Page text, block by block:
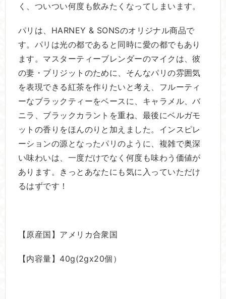
く、ついつい何度も飲みたくなってしまいます。
パリは、HARNEY & SONSのオリジナル商品で
す。パリは光の都であると同時に愛の都でもあり
ます。マスターティーブレンダーのマイクは、彼
の妻・ブリジットのために、そんなパリの雰囲気
を表現できる紅茶を作りたいと考え、フルーティ
ーなブラックティーをベースに、キャラメル、バ
ニラ、ブラックカラントを重ね、最後にベルガモ
ットの香りをほんのりと加えました。インスピレ
ーションの源となったパリのように、複雑で奥深
い味わいは、一度だけでなく何度も味わう価値が
あります。きっとあなたにも気に入っていただけ
るはずです！
【原産国】アメリカ合衆国
【内容量】40g(2gx20個）